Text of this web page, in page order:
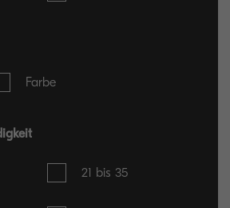
Farbe
21 bis 35